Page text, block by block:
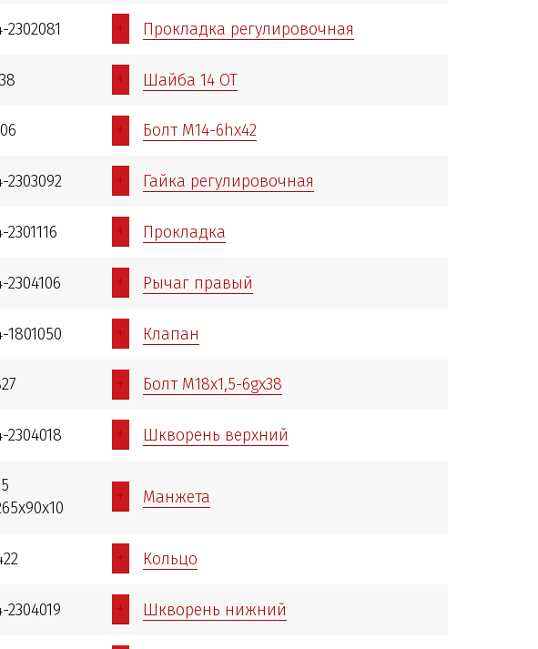
2302081 + Прокладка регулировочная
+ Шайба 14 ОТ
+ Болт М14-6hx42
2303092 + Гайка регулировочная
2301116 + Прокладка
2304106 + Рычаг правый
1801050 + Клапан
+ Болт М18x1,5-6gx38
2304018 + Шкворень верхний
+ Манжета
+ Кольцо
2304019 + Шкворень нижний